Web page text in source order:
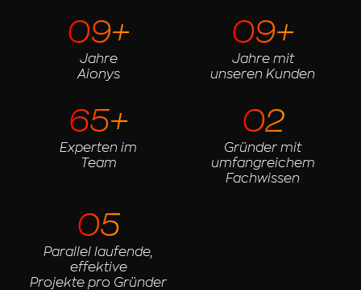
09+
Jahre
Aionys
09+
Jahre mit
unseren Kunden
65+
Experten im
Team
02
Gründer mit
umfangreichem
Fachwissen
05
Parallel laufende,
effektive
Projekte pro Gründer